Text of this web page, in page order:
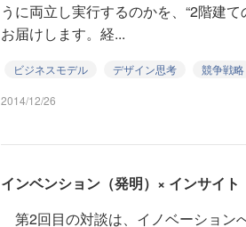
うに両立し実行するのかを、“2階建
お届けします。経...
ビジネスモデル デザイン思考 競争戦略
2014/12/26
インベンション（発明）× インサイト
第2回目の対談は、イノベーション